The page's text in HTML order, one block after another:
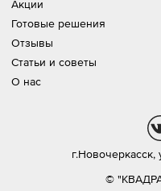
Акции
Готовые решения
Отзывы
Статьи и советы
О нас
©
г.Новочеркасск,